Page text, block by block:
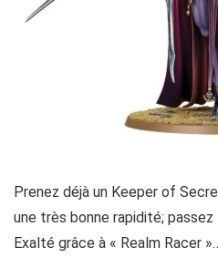
Prenez déjà un Keeper of
une très bonne rapidité;
Exalté grâce à « Realm Racer